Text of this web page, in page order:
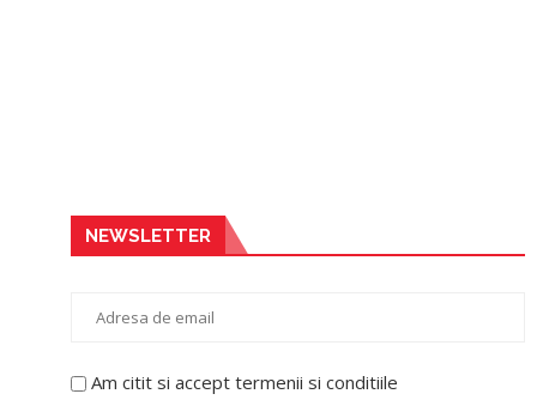
NEWSLETTER
Am citit si accept termenii si conditiile